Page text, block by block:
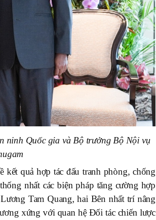
ninh Quốc gia và Bộ trưởng Bộ Nội vụ
quả hợp tác đấu tranh phòng, chống
nhất các biện pháp tăng cường hợp
Tam Quang, hai Bên nhất trí nâng
xứng với quan hệ Đối tác chiến lược